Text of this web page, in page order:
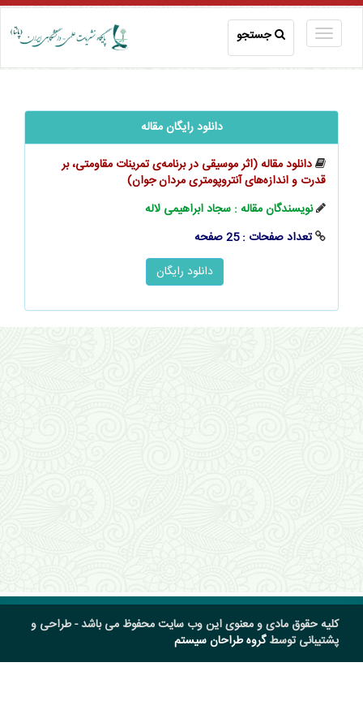
جستجو
دانلود رایگان مقاله
دانلود مقاله (اثر موسیقی در برنامه‌‌‌‌‌ی تمرینات مقاومتی، بر
قدرت و اندازه‌های آنتروپومتری مردان جوان)
نویسندگان مقاله : سجاد ابراهیمی لاله
تعداد صفحات : 25 صفحه
کلیه حقوق مادی و معنوی این وب سایت محفوظ می باشد - طراحی و
پشتیبانی توسطگروه طراحان سیستم